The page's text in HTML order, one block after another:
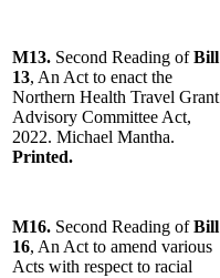
M13. Second Reading ofBill
13, An Act to enact the
Northern Health Travel Grant
Advisory Committee Act,
2022. Michael Mantha.
Printed.
M16. Second Reading ofBill
16, An Act to amend various
Acts with respect to racial